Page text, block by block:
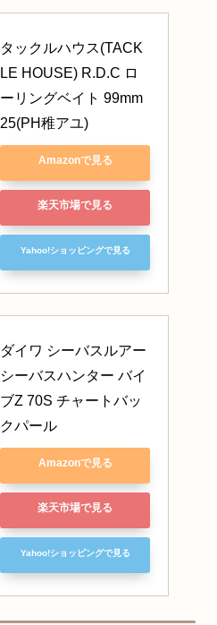
タックルハウス(TACK
LE HOUSE) R.D.C ロ
ーリングベイト 99mm
25(PH稚アユ)
Amazonで見る
楽天市場で見る
Yahoo!ショッピングで見る
ダイワ シーバスルアー
シーバスハンター バイ
ブZ 70S チャートバッ
クパール
Amazonで見る
楽天市場で見る
Yahoo!ショッピングで見る